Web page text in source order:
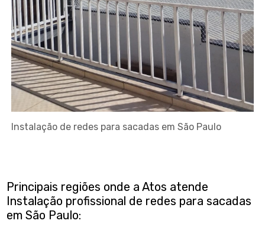
Instalação de redes para sacadas em São Paulo
Principais regiões onde a Atos atende
Instalação profissional de redes para sacadas
em São Paulo: